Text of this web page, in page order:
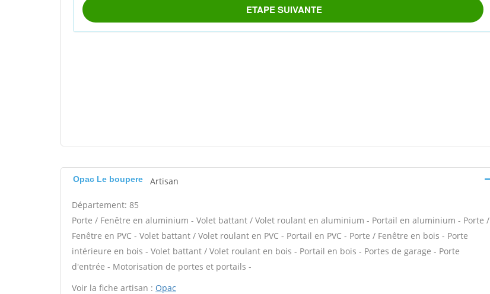
Opac Le boupere Artisan
Département: 85
Porte / Fenêtre en aluminium - Volet battant / Volet roulant en aluminium - Portail en aluminium - Porte /
Fenêtre en PVC - Volet battant / Volet roulant en PVC - Portail en PVC - Porte / Fenêtre en bois - Porte
intérieure en bois - Volet battant / Volet roulant en bois - Portail en bois - Portes de garage - Porte
d'entrée - Motorisation de portes et portails -
Voir la fiche artisan : Opac